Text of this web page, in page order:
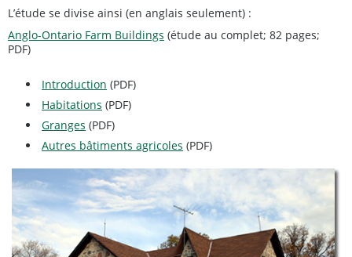
L’étude se divise ainsi (en anglais seulement) :
Anglo-Ontario Farm Buildings (étude au complet; 82 pages;
PDF)
Introduction (PDF)
Habitations (PDF)
Granges (PDF)
Autres bâtiments agricoles (PDF)